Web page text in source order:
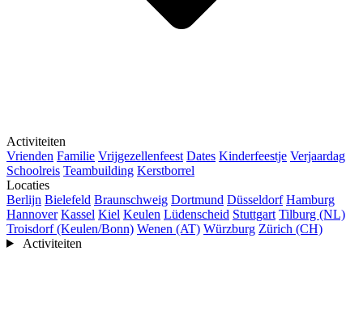
Activiteiten
Vrienden Familie Vrijgezellenfeest Dates Kinderfeestje Verjaardag
Schoolreis Teambuilding Kerstborrel
Locaties
Berlijn Bielefeld Braunschweig Dortmund Düsseldorf Hamburg
Hannover Kassel Kiel Keulen Lüdenscheid Stuttgart Tilburg (NL)
Troisdorf (Keulen/Bonn) Wenen (AT) Würzburg Zürich (CH)
Activiteiten